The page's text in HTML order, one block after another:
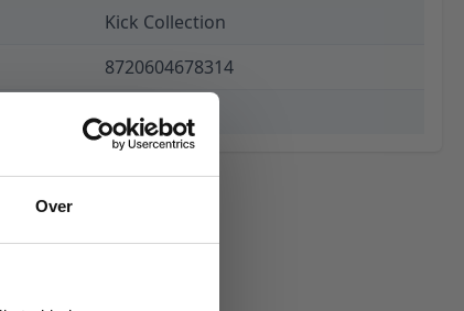
Over
Kick Collection
8720604678314
€ 169,00